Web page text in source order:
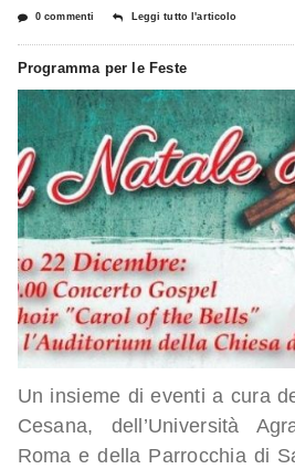
0 commenti Leggi tutto l'articolo
Programma per le Feste
Un insieme di eventi a cura
Cesana, dell’Università
Roma e della Parrocchia di